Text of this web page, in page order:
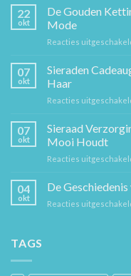
22
okt
De Gouden
Mode
Reacties
07
okt
Sieraden
Haar
Reacties
07
okt
Sieraad
Mooi Houdt
Reacties
04
okt
De
Reacties
TAGS